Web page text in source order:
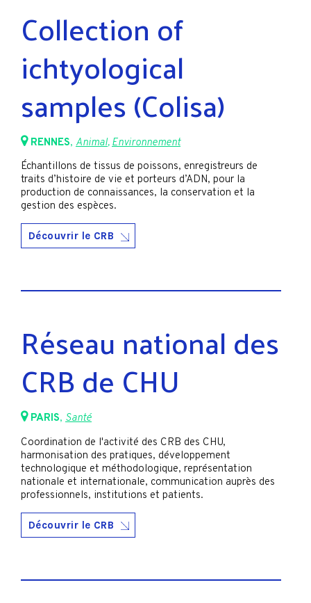
Collection of
ichtyological
samples (Colisa)
RENNES, Animal,Environnement
Échantillons de tissus de poissons, enregistreurs de
traits d’histoire de vie et porteurs d’ADN, pour la
production de connaissances, la conservation et la
gestion des espèces.
Découvrir le CRB
Réseau national des
CRB de CHU
PARIS, Santé
Coordination de l'activité des CRB des CHU,
harmonisation des pratiques, développement
technologique et méthodologique, représentation
nationale et internationale, communication auprès des
professionnels, institutions et patients.
Découvrir le CRB